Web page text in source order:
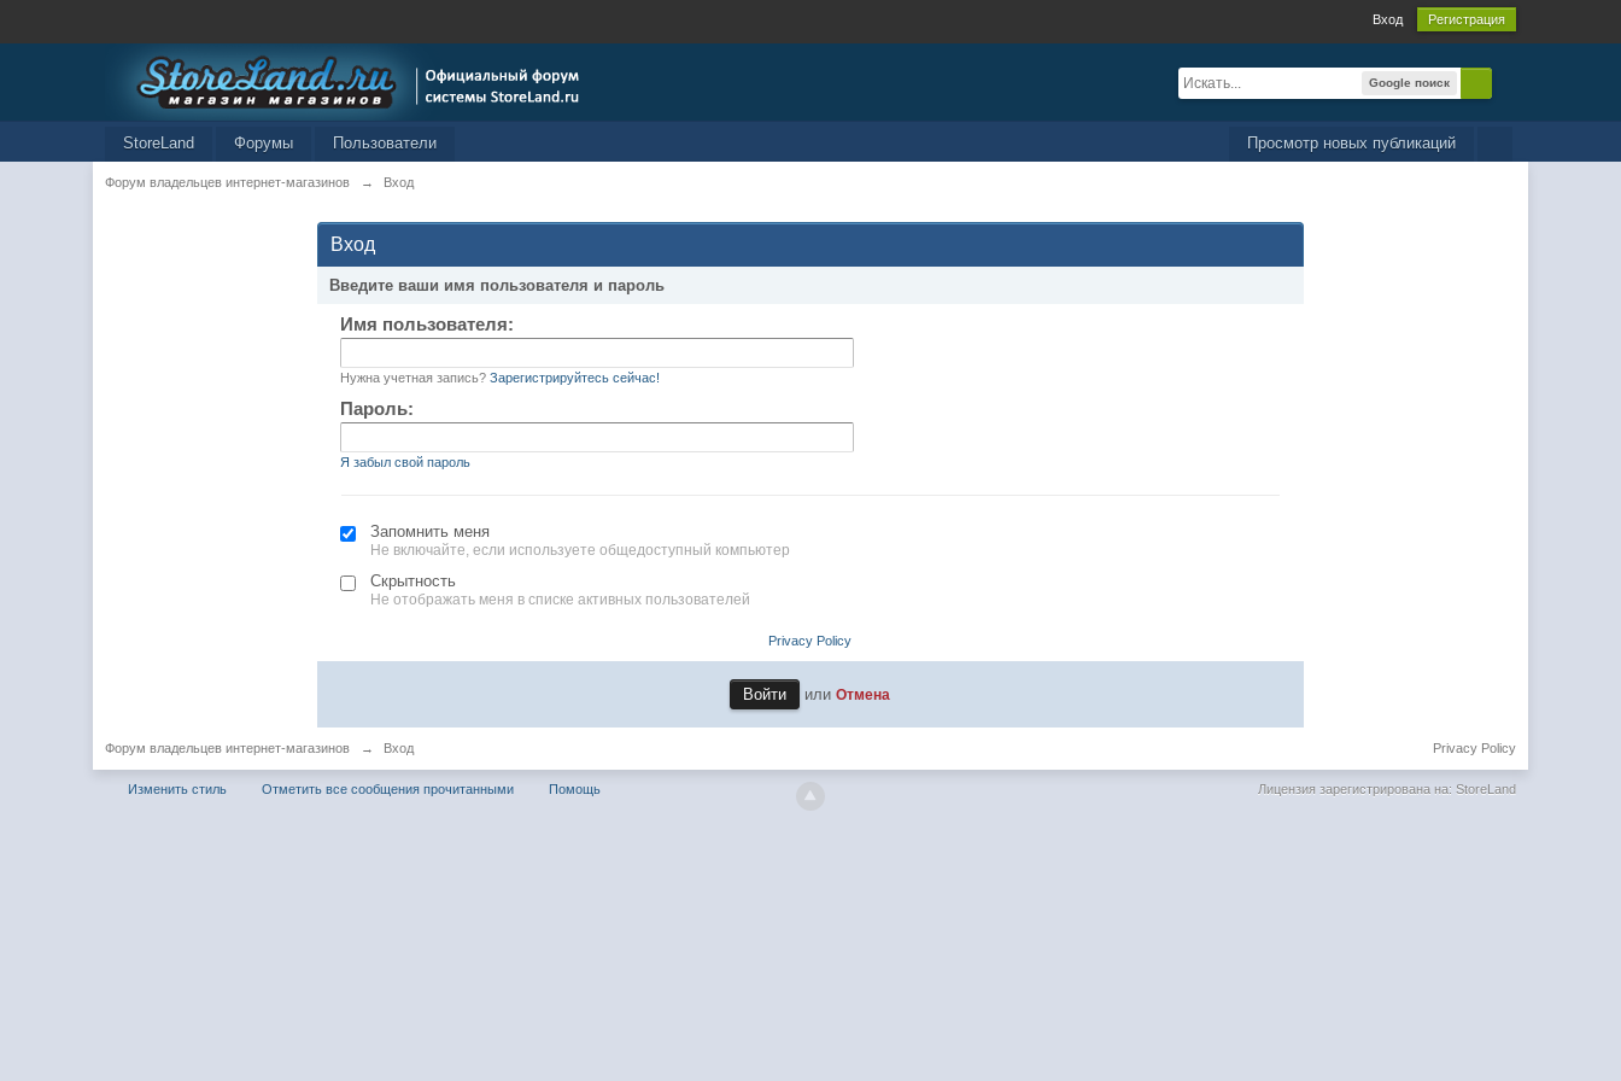
Вход Регистрация
Google поиск
Просмотр новых публикаций
StoreLand Форумы Пользователи
Форум владельцев интернет-магазинов → Вход
Вход
Введите ваши имя пользователя и пароль
Имя пользователя:
Нужна учетная запись? Зарегистрируйтесь сейчас!
Пароль:
Я забыл свой пароль
Запомнить меня
Не включайте, если используете общедоступный компьютер
Скрытность
Не отображать меня в списке активных пользователей
Privacy Policy
илиОтмена
Форум владельцев интернет-магазинов → Вход Privacy Policy
Изменить стиль Отметить все сообщения прочитанными Помощь Лицензия зарегистрирована на: StoreLand